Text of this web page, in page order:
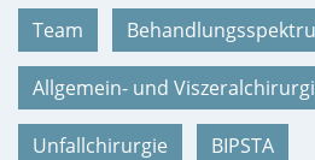
Team
Allgemein- und
Unfallchirurgie BIPSTA